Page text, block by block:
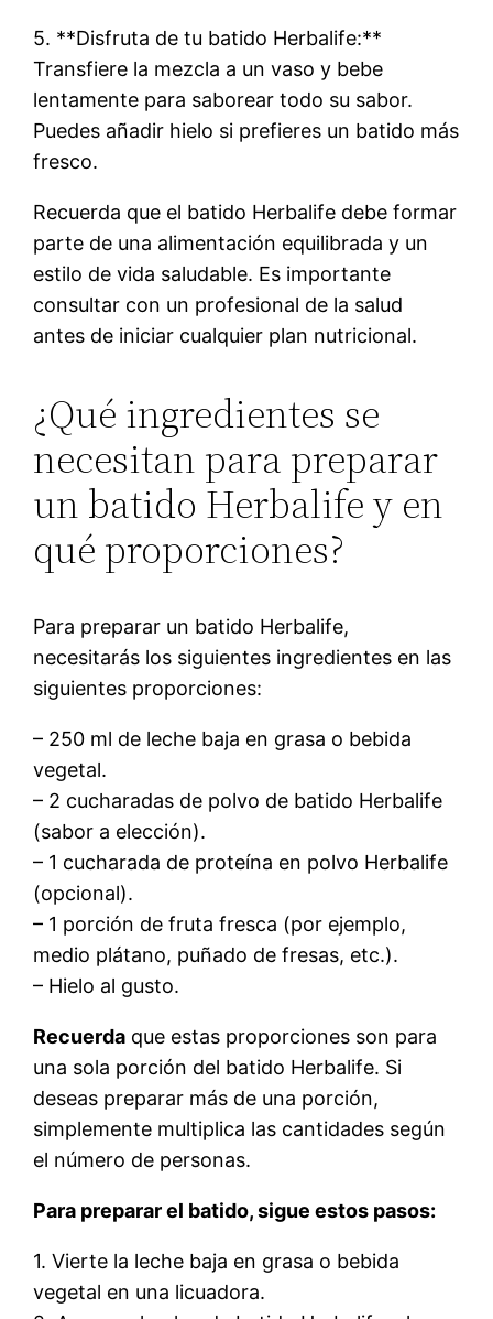
5. **Disfruta de tu batido Herbalife:**
Transfiere la mezcla a un vaso y bebe
lentamente para saborear todo su sabor.
Puedes añadir hielo si prefieres un batido más
fresco.
Recuerda que el batido Herbalife debe formar
parte de una alimentación equilibrada y un
estilo de vida saludable. Es importante
consultar con un profesional de la salud
antes de iniciar cualquier plan nutricional.
¿Qué ingredientes se
necesitan para preparar
un batido Herbalife y en
qué proporciones?
Para preparar un batido Herbalife,
necesitarás los siguientes ingredientes en las
siguientes proporciones:
– 250 ml de leche baja en grasa o bebida
vegetal.
– 2 cucharadas de polvo de batido Herbalife
(sabor a elección).
– 1 cucharada de proteína en polvo Herbalife
(opcional).
– 1 porción de fruta fresca (por ejemplo,
medio plátano, puñado de fresas, etc.).
– Hielo al gusto.
Recuerda que estas proporciones son para
una sola porción del batido Herbalife. Si
deseas preparar más de una porción,
simplemente multiplica las cantidades según
el número de personas.
Para preparar el batido, sigue estos pasos:
1. Vierte la leche baja en grasa o bebida
vegetal en una licuadora.